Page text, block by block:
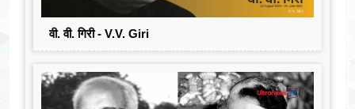
वी. वी. गिरी - V.V. Giri